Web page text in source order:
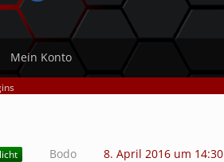
Mein Konto
Bodo 8. April 2016 um 14:30